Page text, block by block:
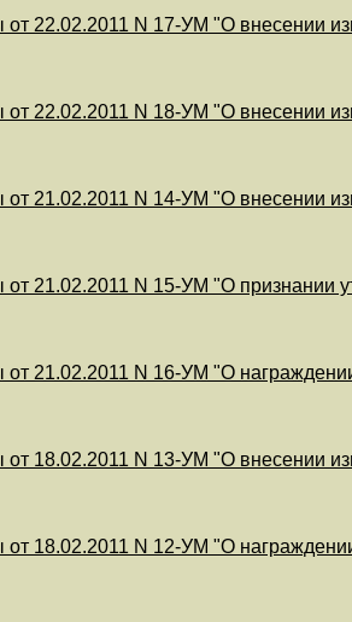
22.02.2011 N 17-УМ "О внесении
от 22.02.2011 N 18-УМ "О внесении
от 21.02.2011 N 14-УМ "О внесении
21.02.2011 N 15-УМ "О признании
21.02.2011 N 16-УМ "О
18.02.2011 N 13-УМ "О внесении
18.02.2011 N 12-УМ "О